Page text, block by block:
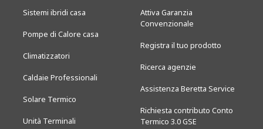
Sistemi ibridi casa
Pompe di Calore casa
Climatizzatori
Caldaie Professionali
Solare Termico
Unità Terminali
Attiva Garanzia
Convenzionale
Registra il tuo prodotto
Ricerca agenzie
Assistenza Beretta Service
Richiesta contributo Conto
Termico 3.0 GSE